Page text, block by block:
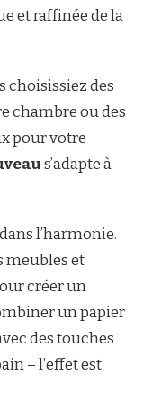
et raffinée de la
choisissiez des
chambre ou des
pour votre
s’adapte à
l’harmonie.
meubles et
créer un
un papier
des touches
– l’effet est